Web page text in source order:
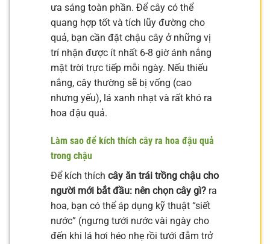
ưa sáng toàn phần. Để cây có thể
quang hợp tốt và tích lũy đường cho
quả, bạn cần đặt chậu cây ở những vị
trí nhận được ít nhất 6-8 giờ ánh nắng
mặt trời trực tiếp mỗi ngày. Nếu thiếu
nắng, cây thường sẽ bị vống (cao
nhưng yếu), lá xanh nhạt và rất khó ra
hoa đậu quả.
Làm sao để kích thích cây ra hoa đậu quả
trong chậu
Để kích thích cây ăn trái trồng chậu cho
người mới bắt đầu: nên chọn cây gì? ra
hoa, bạn có thể áp dụng kỹ thuật “siết
nước” (ngưng tưới nước vài ngày cho
đến khi lá hơi héo nhẹ rồi tưới đẫm trở